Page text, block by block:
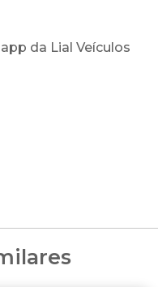
da Lial Veículos